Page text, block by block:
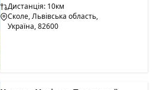
Дистанція: 10км
Сколе, Львівська область,
Україна, 82600